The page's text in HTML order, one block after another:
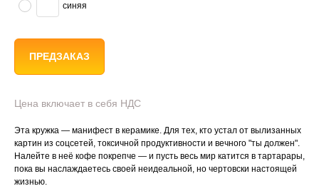
синяя
ПРЕДЗАКАЗ
Цена включает в себя НДС
Эта кружка — манифест в керамике. Для тех, кто устал от вылизанных
картин из соцсетей, токсичной продуктивности и вечного "ты должен".
Налейте в неё кофе покрепче — и пусть весь мир катится в тартарары,
пока вы наслаждаетесь своей неидеальной, но чертовски настоящей
жизнью.